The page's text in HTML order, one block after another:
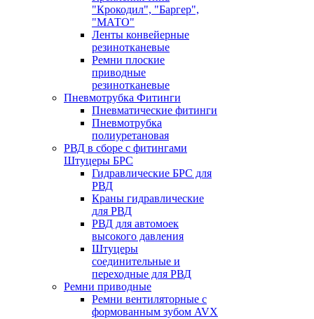
"Крокодил", "Баргер",
"МАТО"
Ленты конвейерные
резинотканевые
Ремни плоские
приводные
резинотканевые
Пневмотрубка Фитинги
Пневматические фитинги
Пневмотрубка
полиуретановая
РВД в сборе с фитингами
Штуцеры БРС
Гидравлические БРС для
РВД
Краны гидравлические
для РВД
РВД для автомоек
высокого давления
Штуцеры
соединительные и
переходные для РВД
Ремни приводные
Ремни вентиляторные с
формованным зубом AVX